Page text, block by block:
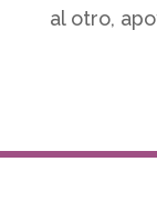
al otro,